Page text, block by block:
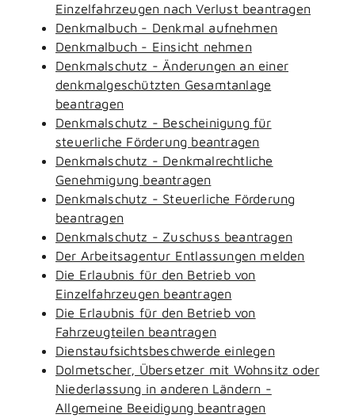
Einzelfahrzeugen nach Verlust beantragen
Denkmalbuch - Denkmal aufnehmen
Denkmalbuch - Einsicht nehmen
Denkmalschutz - Änderungen an einer
denkmalgeschützten Gesamtanlage
beantragen
Denkmalschutz - Bescheinigung für
steuerliche Förderung beantragen
Denkmalschutz - Denkmalrechtliche
Genehmigung beantragen
Denkmalschutz - Steuerliche Förderung
beantragen
Denkmalschutz - Zuschuss beantragen
Der Arbeitsagentur Entlassungen melden
Die Erlaubnis für den Betrieb von
Einzelfahrzeugen beantragen
Die Erlaubnis für den Betrieb von
Fahrzeugteilen beantragen
Dienstaufsichtsbeschwerde einlegen
Dolmetscher, Übersetzer mit Wohnsitz oder
Niederlassung in anderen Ländern -
Allgemeine Beeidigung beantragen